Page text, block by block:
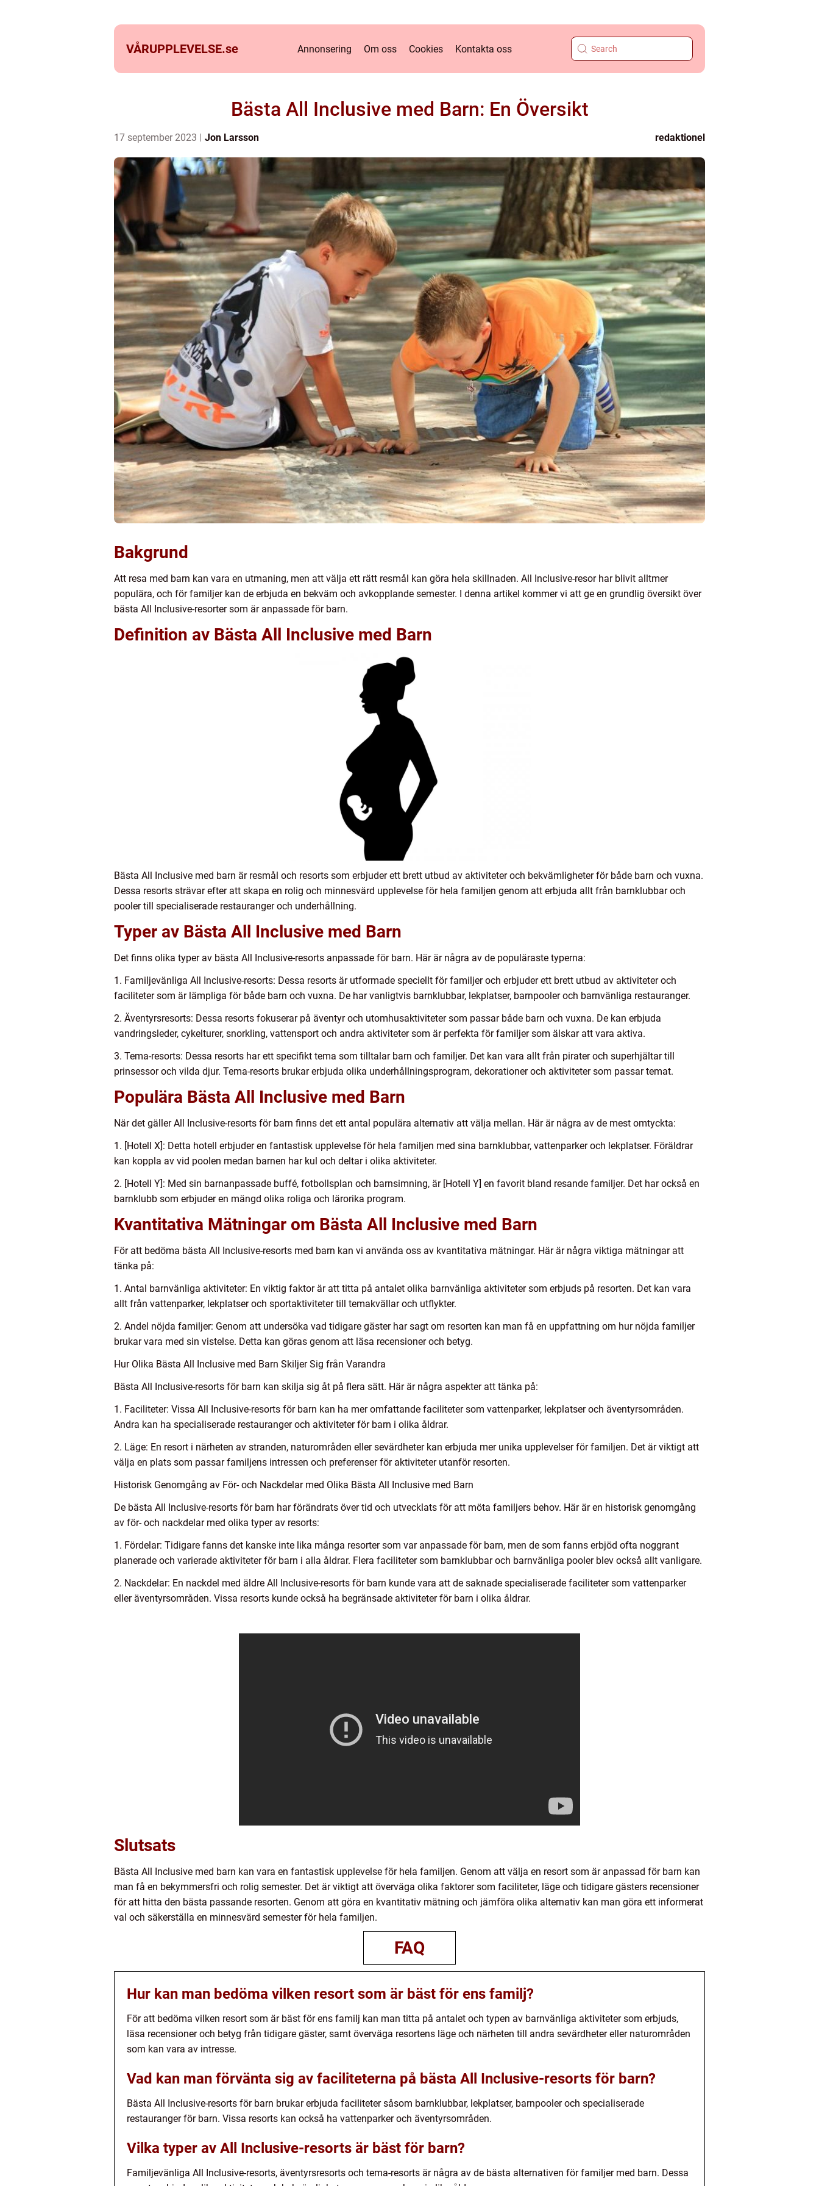
VÅRUPPLEVELSE.se Annonsering Om oss Cookies Kontakta oss
Bästa All Inclusive med Barn: En Översikt
17 september 2023 Jon Larsson redaktionel
Bakgrund
Att resa med barn kan vara en utmaning, men att välja ett rätt resmål kan göra hela skillnaden. All Inclusive-resor har blivit alltmer
populära, och för familjer kan de erbjuda en bekväm och avkopplande semester. I denna artikel kommer vi att ge en grundlig översikt över
bästa All Inclusive-resorter som är anpassade för barn.
Definition av Bästa All Inclusive med Barn
Bästa All Inclusive med barn är resmål och resorts som erbjuder ett brett utbud av aktiviteter och bekvämligheter för både barn och vuxna.
Dessa resorts strävar efter att skapa en rolig och minnesvärd upplevelse för hela familjen genom att erbjuda allt från barnklubbar och
pooler till specialiserade restauranger och underhållning.
Typer av Bästa All Inclusive med Barn
Det finns olika typer av bästa All Inclusive-resorts anpassade för barn. Här är några av de populäraste typerna:
1. Familjevänliga All Inclusive-resorts: Dessa resorts är utformade speciellt för familjer och erbjuder ett brett utbud av aktiviteter och
faciliteter som är lämpliga för både barn och vuxna. De har vanligtvis barnklubbar, lekplatser, barnpooler och barnvänliga restauranger.
2. Äventyrsresorts: Dessa resorts fokuserar på äventyr och utomhusaktiviteter som passar både barn och vuxna. De kan erbjuda
vandringsleder, cykelturer, snorkling, vattensport och andra aktiviteter som är perfekta för familjer som älskar att vara aktiva.
3. Tema-resorts: Dessa resorts har ett specifikt tema som tilltalar barn och familjer. Det kan vara allt från pirater och superhjältar till
prinsessor och vilda djur. Tema-resorts brukar erbjuda olika underhållningsprogram, dekorationer och aktiviteter som passar temat.
Populära Bästa All Inclusive med Barn
När det gäller All Inclusive-resorts för barn finns det ett antal populära alternativ att välja mellan. Här är några av de mest omtyckta:
1. [Hotell X]: Detta hotell erbjuder en fantastisk upplevelse för hela familjen med sina barnklubbar, vattenparker och lekplatser. Föräldrar
kan koppla av vid poolen medan barnen har kul och deltar i olika aktiviteter.
2. [Hotell Y]: Med sin barnanpassade buffé, fotbollsplan och barnsimning, är [Hotell Y] en favorit bland resande familjer. Det har också en
barnklubb som erbjuder en mängd olika roliga och lärorika program.
Kvantitativa Mätningar om Bästa All Inclusive med Barn
För att bedöma bästa All Inclusive-resorts med barn kan vi använda oss av kvantitativa mätningar. Här är några viktiga mätningar att
tänka på:
1. Antal barnvänliga aktiviteter: En viktig faktor är att titta på antalet olika barnvänliga aktiviteter som erbjuds på resorten. Det kan vara
allt från vattenparker, lekplatser och sportaktiviteter till temakvällar och utflykter.
2. Andel nöjda familjer: Genom att undersöka vad tidigare gäster har sagt om resorten kan man få en uppfattning om hur nöjda familjer
brukar vara med sin vistelse. Detta kan göras genom att läsa recensioner och betyg.
Hur Olika Bästa All Inclusive med Barn Skiljer Sig från Varandra
Bästa All Inclusive-resorts för barn kan skilja sig åt på flera sätt. Här är några aspekter att tänka på:
1. Faciliteter: Vissa All Inclusive-resorts för barn kan ha mer omfattande faciliteter som vattenparker, lekplatser och äventyrsområden.
Andra kan ha specialiserade restauranger och aktiviteter för barn i olika åldrar.
2. Läge: En resort i närheten av stranden, naturområden eller sevärdheter kan erbjuda mer unika upplevelser för familjen. Det är viktigt att
välja en plats som passar familjens intressen och preferenser för aktiviteter utanför resorten.
Historisk Genomgång av För- och Nackdelar med Olika Bästa All Inclusive med Barn
De bästa All Inclusive-resorts för barn har förändrats över tid och utvecklats för att möta familjers behov. Här är en historisk genomgång
av för- och nackdelar med olika typer av resorts:
1. Fördelar: Tidigare fanns det kanske inte lika många resorter som var anpassade för barn, men de som fanns erbjöd ofta noggrant
planerade och varierade aktiviteter för barn i alla åldrar. Flera faciliteter som barnklubbar och barnvänliga pooler blev också allt vanligare.
2. Nackdelar: En nackdel med äldre All Inclusive-resorts för barn kunde vara att de saknade specialiserade faciliteter som vattenparker
eller äventyrsområden. Vissa resorts kunde också ha begränsade aktiviteter för barn i olika åldrar.
Slutsats
Bästa All Inclusive med barn kan vara en fantastisk upplevelse för hela familjen. Genom att välja en resort som är anpassad för barn kan
man få en bekymmersfri och rolig semester. Det är viktigt att överväga olika faktorer som faciliteter, läge och tidigare gästers recensioner
för att hitta den bästa passande resorten. Genom att göra en kvantitativ mätning och jämföra olika alternativ kan man göra ett informerat
val och säkerställa en minnesvärd semester för hela familjen.
FAQ
Hur kan man bedöma vilken resort som är bäst för ens familj?
För att bedöma vilken resort som är bäst för ens familj kan man titta på antalet och typen av barnvänliga aktiviteter som erbjuds,
läsa recensioner och betyg från tidigare gäster, samt överväga resortens läge och närheten till andra sevärdheter eller naturområden
som kan vara av intresse.
Vad kan man förvänta sig av faciliteterna på bästa All Inclusive-resorts för barn?
Bästa All Inclusive-resorts för barn brukar erbjuda faciliteter såsom barnklubbar, lekplatser, barnpooler och specialiserade
restauranger för barn. Vissa resorts kan också ha vattenparker och äventyrsområden.
Vilka typer av All Inclusive-resorts är bäst för barn?
Familjevänliga All Inclusive-resorts, äventyrsresorts och tema-resorts är några av de bästa alternativen för familjer med barn. Dessa